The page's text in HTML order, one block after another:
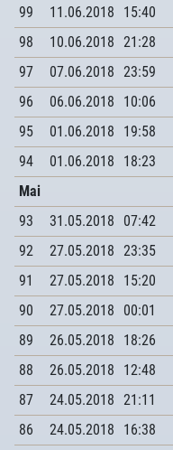
99
11.06.2018 15:40
98
10.06.2018 21:28
97
07.06.2018 23:59
96
06.06.2018 10:06
95
01.06.2018 19:58
94
01.06.2018 18:23
Mai
93
31.05.2018 07:42
92
27.05.2018 23:35
91
27.05.2018 15:20
90
27.05.2018 00:01
89
26.05.2018 18:26
88
26.05.2018 12:48
87
24.05.2018 21:11
86
24.05.2018 16:38